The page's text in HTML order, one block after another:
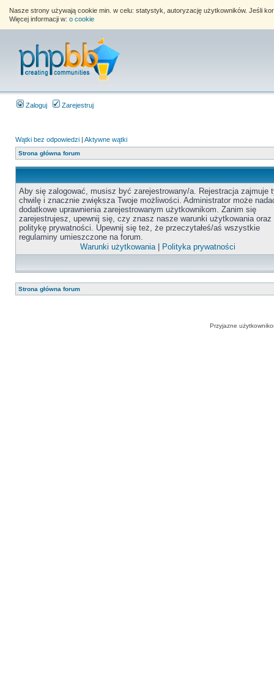
Nasze strony używają cookie min. w celu: statystyk, autoryzację użytkowników. Jeśli
Więcej informacji w: o cookie
Zaloguj Zarejestruj
Wątki bez odpowiedzi | Aktywne wątki
Strona główna forum
Aby się zalogować, musisz być zarejestrowany/a. Rejestracja zajmuje
chwilę i znacznie zwiększa Twoje możliwości. Administrator może
dodatkowe uprawnienia zarejestrowanym użytkownikom. Zanim się
zarejestrujesz, upewnij się, czy znasz nasze warunki użytkowania oraz
politykę prywatności. Upewnij się też, że przeczytałeś/aś wszystkie
regulaminy umieszczone na forum.
Warunki użytkowania| Polityka prywatności
Strona główna forum
Przyjazne